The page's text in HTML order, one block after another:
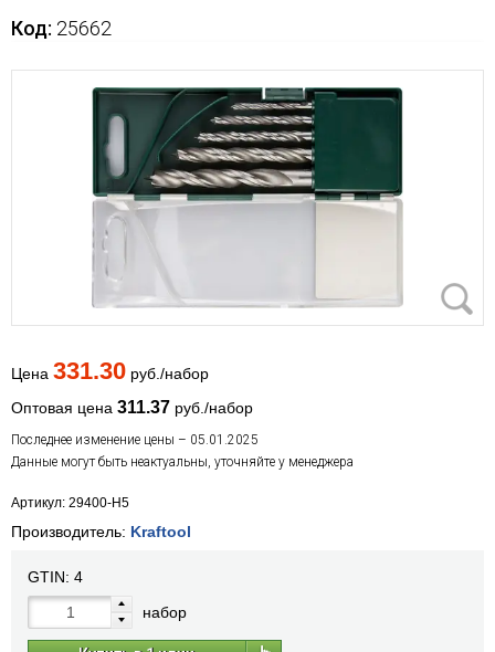
Код: 25662
Цена 331.30 руб./набор
Оптовая цена 311.37 руб./набор
Последнее изменение цены – 05.01.2025
Данные могут быть неактуальны, уточняйте у менеджера
Артикул: 29400-H5
Производитель: Kraftool
GTIN: 4
набор